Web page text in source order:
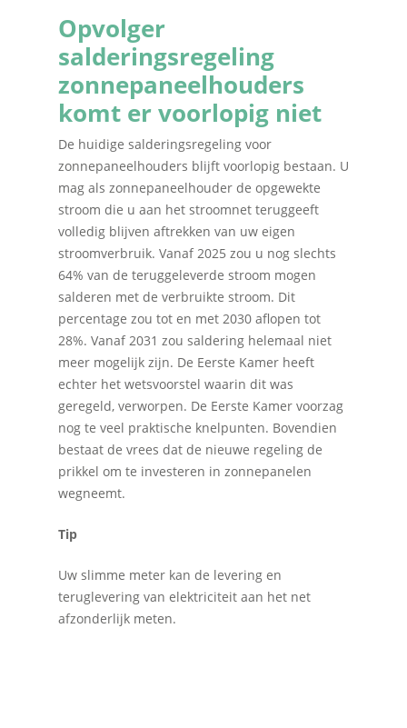
Opvolger
salderingsregeling
zonnepaneelhouders
komt er voorlopig niet
De huidige salderingsregeling voor
zonnepaneelhouders blijft voorlopig bestaan. U
mag als zonnepaneelhouder de opgewekte
stroom die u aan het stroomnet teruggeeft
volledig blijven aftrekken van uw eigen
stroomverbruik. Vanaf 2025 zou u nog slechts
64% van de teruggeleverde stroom mogen
salderen met de verbruikte stroom. Dit
percentage zou tot en met 2030 aflopen tot
28%. Vanaf 2031 zou saldering helemaal niet
meer mogelijk zijn. De Eerste Kamer heeft
echter het wetsvoorstel waarin dit was
geregeld, verworpen. De Eerste Kamer voorzag
nog te veel praktische knelpunten. Bovendien
bestaat de vrees dat de nieuwe regeling de
prikkel om te investeren in zonnepanelen
wegneemt.
Tip
Uw slimme meter kan de levering en
teruglevering van elektriciteit aan het net
afzonderlijk meten.
Home
Over Quadraad
Diensten
Fiscale